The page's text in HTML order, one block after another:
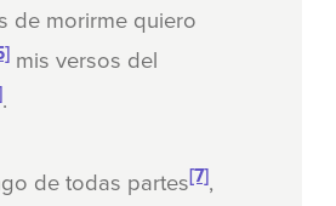
de morirme quiero
mis versos del
.
de todas partes[7],